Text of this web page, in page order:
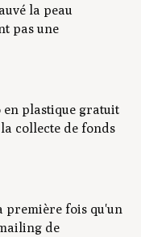
la peau
pas une
plastique gratuit
collecte de fonds
première fois qu'un
de